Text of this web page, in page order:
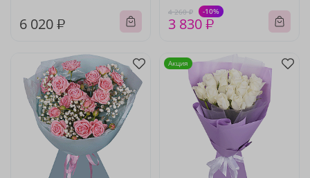
6 020 ₽
4 260 ₽ -10%
3 830 ₽
Акция